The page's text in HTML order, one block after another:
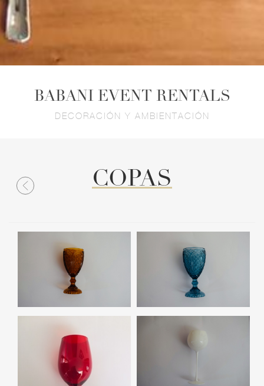
BABANI EVENT RENTALS
DECORACIÓN Y AMBIENTACIÓN
COPAS